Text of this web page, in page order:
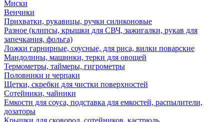
Миски
Венчики
Прихватки, рукавицы, ручки силиконовые
Разное (клипсы, крышки для СВЧ, зажигалки, рукав для
запечкания, фольга)
Ложки гарнирные, соусные, для риса, вилки поварские
Мандолины, машинки, терки для овощей
Термометры, таймеры, гигрометры
Половники и черпаки
Щетки, скребки для чистки поверхностей
Сотейники, чайники
Емкости для соуса, подставка для емкостей, распылители,
дозаторы
Крышки для сковород, сотейников, кастрюль